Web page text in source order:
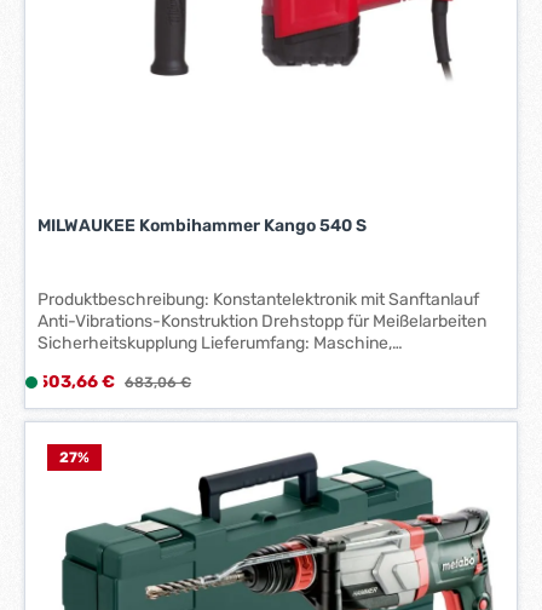
*
MILWAUKEE Kombihammer Kango 540 S
Produktbeschreibung: Konstantelektronik mit Sanftanlauf
Anti-Vibrations-Konstruktion Drehstopp für Meißelarbeiten
Sicherheitskupplung Lieferumfang: Maschine,
Verkaufspreis:
L
i
503,66 € Regulärer Preis:
683,06 €
27%